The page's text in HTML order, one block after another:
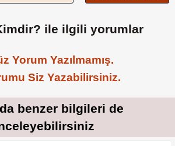
ile ilgili yorumlar
Yorum Yazılmamış.
Siz Yazabilirsiniz.
benzer bilgileri de